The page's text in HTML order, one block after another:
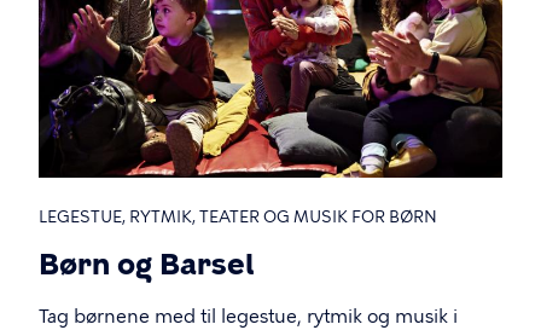
LEGESTUE, RYTMIK, TEATER OG MUSIK FOR BØRN
Børn og Barsel
Tag børnene med til legestue, rytmik og musik i